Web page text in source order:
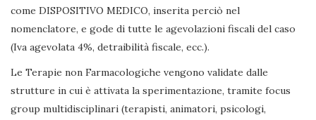
come DISPOSITIVO MEDICO, inserita perciò nel
nomenclatore, e gode di tutte le agevolazioni fiscali del caso
(Iva agevolata 4%, detraibilità fiscale, ecc.).
Le Terapie non Farmacologiche vengono validate dalle
strutture in cui è attivata la sperimentazione, tramite focus
group multidisciplinari (terapisti, animatori, psicologi,